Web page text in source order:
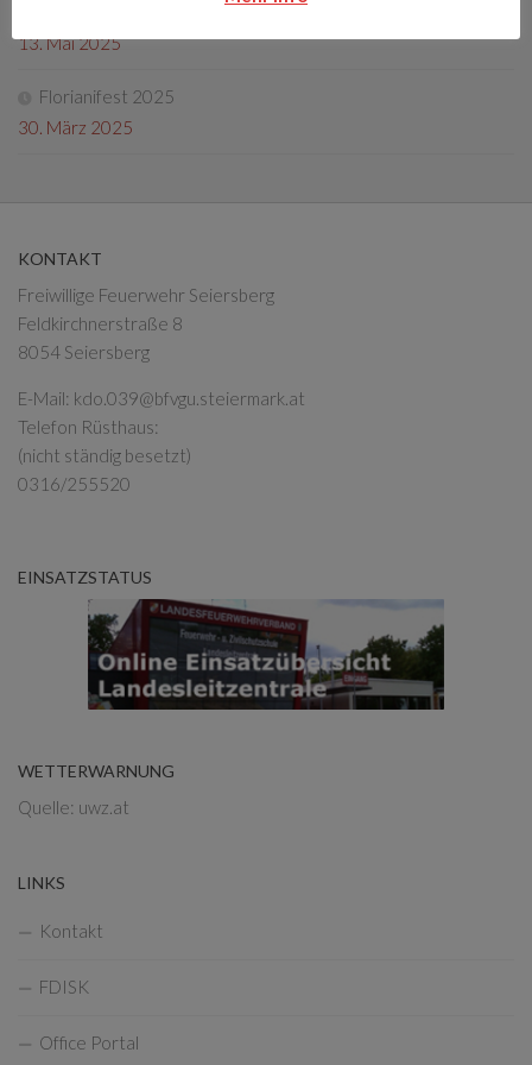
13. Mai 2025
Florianifest 2025
30. März 2025
KONTAKT
Freiwillige Feuerwehr Seiersberg
Feldkirchnerstraße 8
8054 Seiersberg
E-Mail: kdo.039@bfvgu.steiermark.at
Telefon Rüsthaus:
(nicht ständig besetzt)
0316/255520
EINSATZSTATUS
WETTERWARNUNG
Quelle: uwz.at
LINKS
Kontakt
FDISK
Office Portal